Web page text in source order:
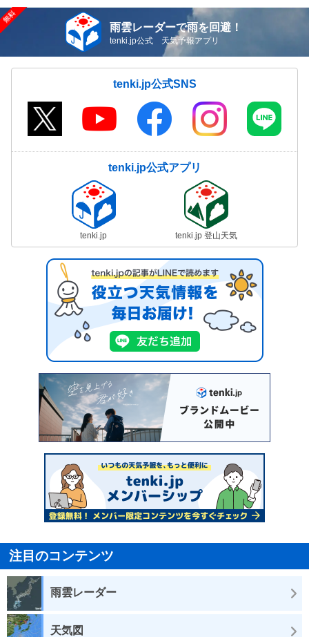
雨雲レーダーで雨を回避！
tenki.jp公式 天気予報アプリ
tenki.jp公式SNS
tenki.jp公式アプリ
tenki.jp tenki.jp 登山天気
注目のコンテンツ
雨雲レーダー
天気図